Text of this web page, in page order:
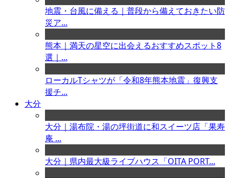
地震・台風に備える｜普段から備えておきたい防
災ア...
熊本｜満天の星空に出会えるおすすめスポット8
選｜...
ローカルTシャツが「令和8年熊本地震」復興支
援チ...
大分
大分｜湯布院・湯の坪街道に和スイーツ店「果寿
庵 ...
大分｜県内最大級ライブハウス「OITA PORT...